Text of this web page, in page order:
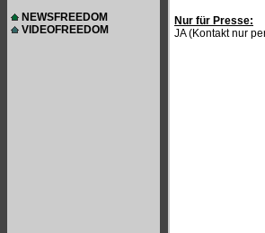
NEWSFREEDOM
VIDEOFREEDOM
Nur für Presse:
JA (Kontakt nur